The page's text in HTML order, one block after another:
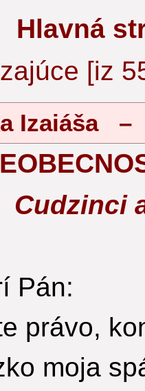
Hlavná
[iz
Izaiáša –
Cudzinci
Pán:
právo,
moja